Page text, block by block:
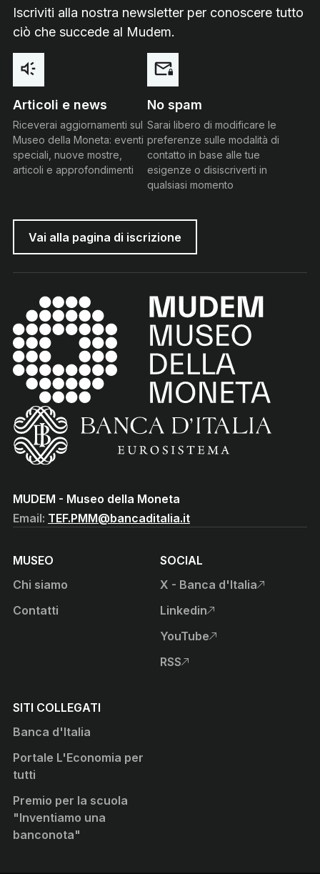
Iscriviti alla nostra newsletter per conoscere tutto
ciò che succede al Mudem.
Articoli e news
Riceverai aggiornamenti sul
Museo della Moneta: eventi
speciali, nuove mostre,
articoli e approfondimenti
No spam
Sarai libero di modificare le
preferenze sulle modalità di
contatto in base alle tue
esigenze o disiscriverti in
qualsiasi momento
Vai alla pagina di iscrizione
MUDEM - Museo della Moneta
(torna all'home page)
MUDEM - Museo della Moneta
Email: TEF.PMM@bancaditalia.it
MUSEO
Chi siamo
Contatti
SOCIAL
X - Banca d'Italia
, apre sito esterno in nuova
Linkedin
, apre sito esterno in nuova
YouTube
, apre sito esterno in nuova
RSS
, apre sito esterno in nuova
SITI COLLEGATI
Banca d'Italia
Portale L'Economia per
tutti
Premio per la scuola
"Inventiamo una
banconota"